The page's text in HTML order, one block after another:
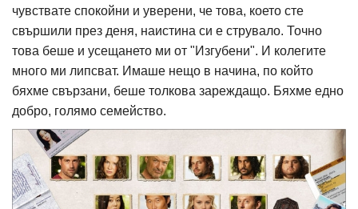
чувствате спокойни и уверени, че това, което сте
свършили през деня, наистина си е струвало. Точно
това беше и усещането ми от "Изгубени". И колегите
много ми липсват. Имаше нещо в начина, по който
бяхме свързани, беше толкова зареждащо. Бяхме едно
добро, голямо семейство.